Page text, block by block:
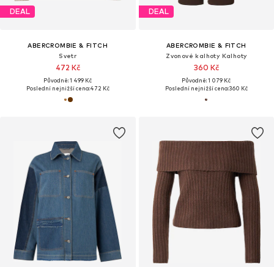
DEAL
ABERCROMBIE & FITCH
Svetr
472 Kč
Původně: 1 499 Kč
Poslední nejnižší cena:472 Kč
DEAL
ABERCROMBIE & FITCH
Zvonové kalhoty Kalhoty
360 Kč
Původně: 1 079 Kč
Poslední nejnižší cena:360 Kč